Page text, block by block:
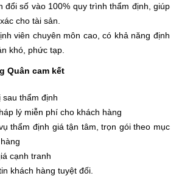
đổi số vào 100% quy trình thẩm định, giúp
cho tài sản.
viên chuyên môn cao, có khả năng định
khó, phức tạp.
Quân cam kết
sau thẩm định
lý miễn phí cho khách hàng
thẩm định giá tận tâm, trọn gói theo mục
cạnh tranh
khách hàng tuyệt đối.